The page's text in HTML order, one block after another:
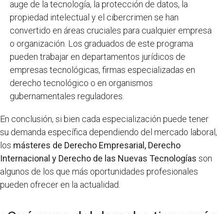
auge de la tecnología, la protección de datos, la
propiedad intelectual y el cibercrimen se han
convertido en áreas cruciales para cualquier empresa
o organización. Los graduados de este programa
pueden trabajar en departamentos jurídicos de
empresas tecnológicas, firmas especializadas en
derecho tecnológico o en organismos
gubernamentales reguladores.
En conclusión, si bien cada especialización puede tener
su demanda específica dependiendo del mercado laboral,
los másteres de Derecho Empresarial, Derecho
Internacional y Derecho de las Nuevas Tecnologías son
algunos de los que más oportunidades profesionales
pueden ofrecer en la actualidad.